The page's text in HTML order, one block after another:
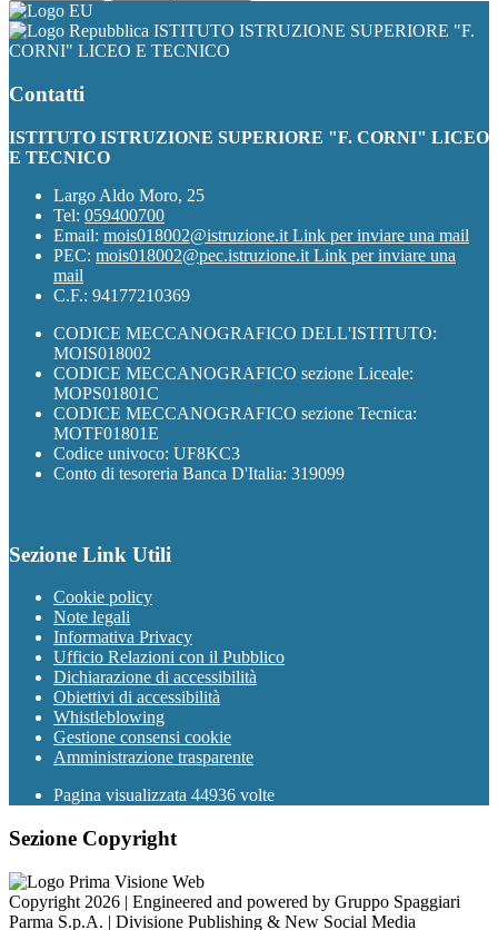
ISTITUTO ISTRUZIONE SUPERIORE "F.
CORNI" LICEO E TECNICO
Contatti
ISTITUTO ISTRUZIONE SUPERIORE "F. CORNI" LICEO
E TECNICO
Largo Aldo Moro, 25
Tel: 059400700
Email: mois018002@istruzione.it Link per inviare una mail
PEC: mois018002@pec.istruzione.it Link per inviare una
mail
C.F.: 94177210369
CODICE MECCANOGRAFICO DELL'ISTITUTO:
MOIS018002
CODICE MECCANOGRAFICO sezione Liceale:
MOPS01801C
CODICE MECCANOGRAFICO sezione Tecnica:
MOTF01801E
Codice univoco: UF8KC3
Conto di tesoreria Banca D'Italia: 319099
Sezione Link Utili
Cookie policy
Note legali
Informativa Privacy
Ufficio Relazioni con il Pubblico
Dichiarazione di accessibilità
Obiettivi di accessibilità
Whistleblowing
Gestione consensi cookie
Amministrazione trasparente
Pagina visualizzata 44936 volte
Sezione Copyright
Copyright 2026 | Engineered and powered by Gruppo Spaggiari
Parma S.p.A. | Divisione Publishing & New Social Media